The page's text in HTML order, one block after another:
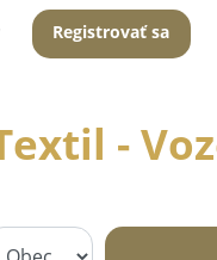
Registrovať sa
-